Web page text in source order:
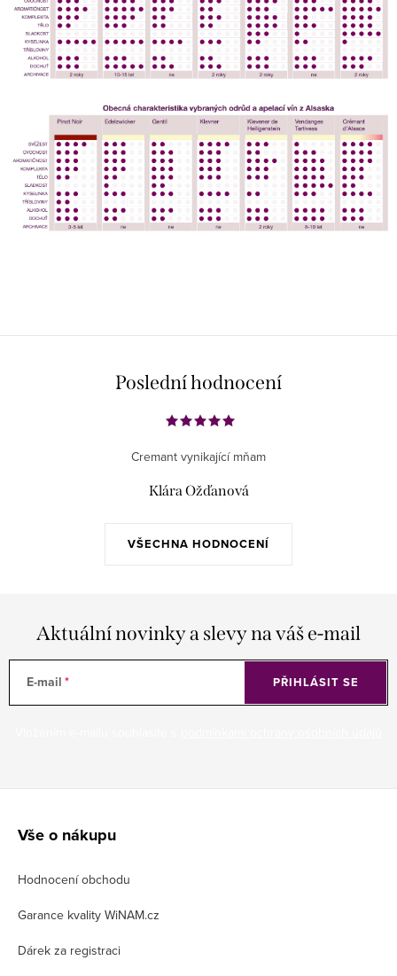
Poslední hodnocení
VŠECHNA HODNOCENÍ
Cremant vynikající mňam
Klára Ožďanová
Aktuální novinky a slevy na váš e-mail
E-mail PŘIHLÁSIT SE
Vše o nákupu
Hodnocení obchodu
Garance kvality WiNAM.cz
Dárek za registraci